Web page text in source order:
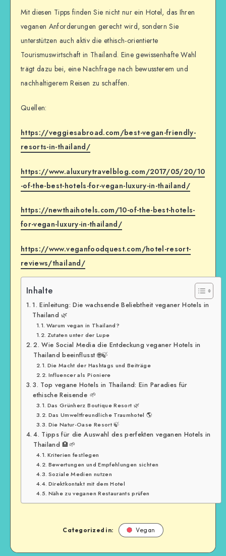
Mit diesen Tipps finden Sie nicht nur ein Hotel, das Ihren
veganen Anforderungen gerecht wird, sondern Sie
unterstützen auch aktiv die ethisch-orientierte
Tourismuswirtschaft in Thailand. Eine gewissenhafte Wahl
trägt dazu bei, eine Nachfrage nach bewussterem und
nachhaltigerem Reisen zu schaffen.
Quellen:
https://veggiesabroad.com/best-vegan-friendly-
resorts-in-thailand/
https://www.aluxurytravelblog.com/2017/05/20/10
-of-the-best-hotels-for-vegan-luxury-in-thailand/
https://newthaihotels.com/10-of-the-best-hotels-
for-vegan-luxury-in-thailand/
https://www.veganfoodquest.com/hotel-resort-
reviews/thailand/
Inhalte
1. Einleitung: Die wachsende Beliebtheit veganer Hotels in
Thailand 🌿
Warum vegan in Thailand?
Zutaten unter der Lupe
2. Wie Social Media die Entdeckung veganer Hotels in
Thailand beeinflusst 🌐🍃
Die Macht der Hashtags und Beiträge
Influencer als Pioniere
3. Top vegane Hotels in Thailand: Ein Paradies für
ethische Reisende 🌱
Das Grünherz Boutique Resort 🌿
Das Umweltfreundliche Traumhotel 🌎
Die Natur-Oase Resort 🍃
4. Tipps für die Auswahl des perfekten veganen Hotels in
Thailand 🏨🌱
Kriterien festlegen
Bewertungen und Empfehlungen sichten
Soziale Medien nutzen
Direktkontakt mit dem Hotel
Nähe zu veganen Restaurants prüfen
Categorized in: Vegan